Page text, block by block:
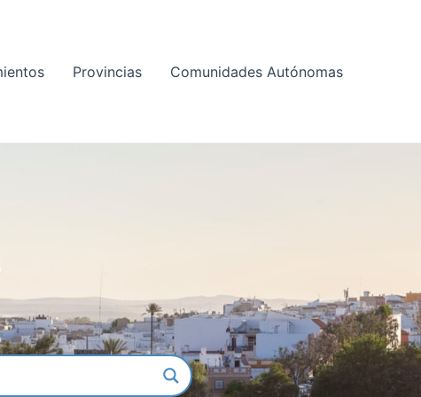
Provincias Comunidades Autónomas